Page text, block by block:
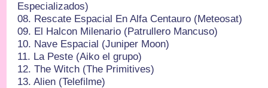
Especializados)
08.⁠ ⁠Rescate Espacial En Alfa Centauro (Meteosat)
09.⁠ ⁠El Halcon Milenario (Patrullero Mancuso)
10.⁠ ⁠Nave Espacial (Juniper Moon)
11.⁠ ⁠La Peste (Aiko el grupo)
12.⁠ ⁠The Witch (The Primitives)
13.⁠ ⁠Alien (Telefilme)